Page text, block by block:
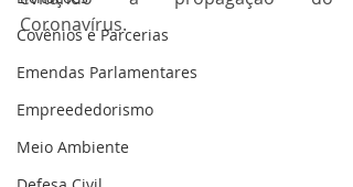
Covênios e Parcerias
Emendas Parlamentares
Empreededorismo
Meio Ambiente
Coronavírus.